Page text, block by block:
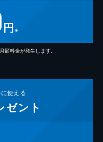
円 ※
料金が発生します。
使える
ゼント